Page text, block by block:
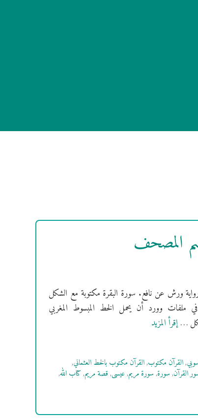
المصحف
فهرس السور | سورة مريم مكية | ترتيبها: 19 | عدد آياتها: 99 | رواية ورش عن نافع. سورة البقرة مكتوبة مع الشكل
ملفات وورد أن يحمل الخط المبسوط المغربي
إقرأ المزيد
,القرآن مكتوب,القرآن مكتوب بالخط العثماني,
القرآن,سورة,سورة مريم,عيسى,قصة مريم,كتاب الله,